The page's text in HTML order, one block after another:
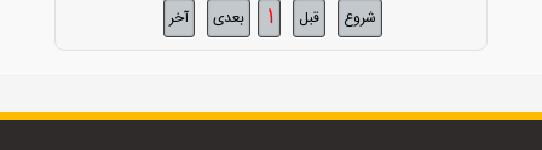
شروع قبل 1 بعدی آخر